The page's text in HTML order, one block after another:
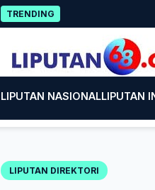
TRENDING
LIPUTAN NASIONALLIPUTAN
LIPUTAN DIREKTORI